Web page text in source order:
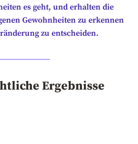
es geht, und erhalten die
Gewohnheiten zu erkennen
zu entscheiden.
Ergebnisse